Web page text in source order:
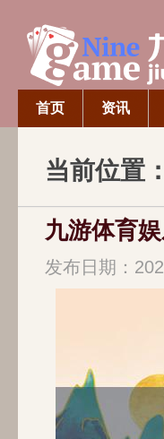
首页 资讯
当前位置
发布日期：